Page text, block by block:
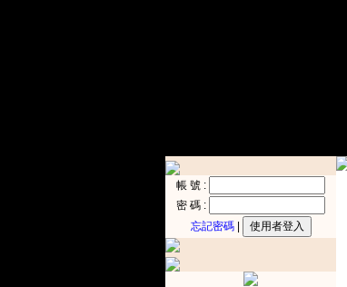
帳 號 :
密 碼 :
忘記密碼|